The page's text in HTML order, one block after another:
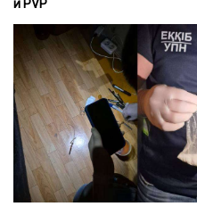
и PVP